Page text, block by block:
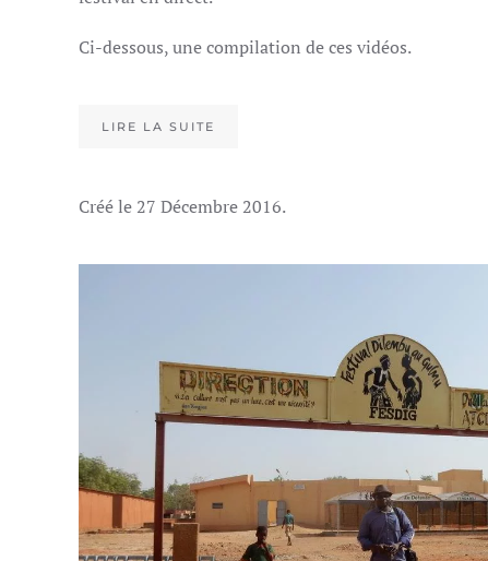
Ci-dessous, une compilation de ces vidéos.
LIRE LA SUITE
Créé le 27 Décembre 2016.